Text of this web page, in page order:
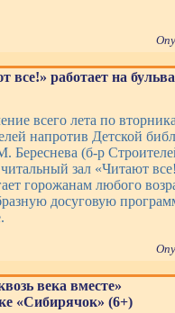
работает на
всего лета по
напротив Детской
Береснева (б-р
зал «Читают
горожанам любого
досуговую
века вместе»
«Сибирячок» (6+)